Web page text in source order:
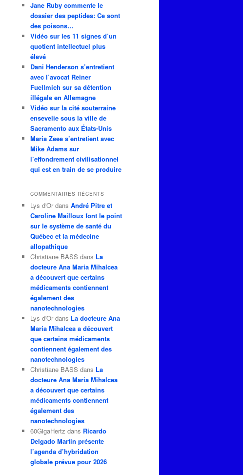
Jane Ruby commente le
dossier des peptides: Ce sont
des poisons…
Vidéo sur les 11 signes d’un
quotient intellectuel plus
élevé
Dani Henderson s’entretient
avec l’avocat Reiner
Fuellmich sur sa détention
illégale en Allemagne
Vidéo sur la cité souterraine
ensevelie sous la ville de
Sacramento aux États-Unis
Maria Zeee s’entretient avec
Mike Adams sur
l’effondrement civilisationnel
qui est en train de se produire
COMMENTAIRES RÉCENTS
Lys d'Or dans André Pitre et
Caroline Mailloux font le point
sur le système de santé du
Québec et la médecine
allopathique
Christiane BASS dans La
docteure Ana Maria Mihalcea
a découvert que certains
médicaments contiennent
également des
nanotechnologies
Lys d'Or dans La docteure Ana
Maria Mihalcea a découvert
que certains médicaments
contiennent également des
nanotechnologies
Christiane BASS dans La
docteure Ana Maria Mihalcea
a découvert que certains
médicaments contiennent
également des
nanotechnologies
60GigaHertz dans Ricardo
Delgado Martin présente
l’agenda d’hybridation
globale prévue pour 2026